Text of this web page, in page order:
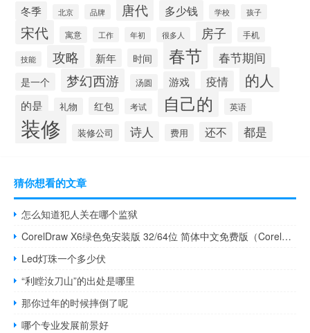
冬季 北京 品牌 唐代 多少钱 学校 孩子
宋代 寓意 工作 年初 很多人 房子 手机
技能 攻略 新年 时间 春节 春节期间
是一个 梦幻西游 汤圆 游戏 疫情 的人
的是 礼物 红包 考试 自己的 英语
装修 装修公司 诗人 费用 还不 都是
猜你想看的文章
怎么知道犯人关在哪个监狱
CorelDraw X6绿色免安装版 32/64位 简体中文免费版（CorelDraw X6绿色免安装版 32/64位 简体中文免费版功能简介）
Led灯珠一个多少伏
“利瞠汝刀山”的出处是哪里
那你过年的时候摔倒了呢
哪个专业发展前景好